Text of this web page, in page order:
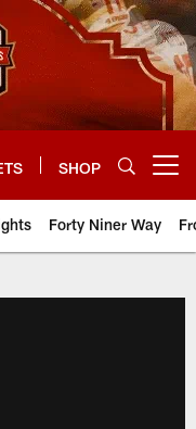
SHOP
Forty Niner Way